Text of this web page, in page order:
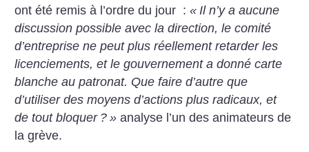
ont été remis à l’ordre du jour :« Il n’y a aucune
discussion possible avec la direction, le comité
d’entreprise ne peut plus réellement retarder les
licenciements, et le gouvernement a donné carte
blanche au patronat. Que faire d’autre que
d’utiliser des moyens d’actions plus radicaux, et
de tout bloquer ? » analyse l’un des animateurs de
la grève.